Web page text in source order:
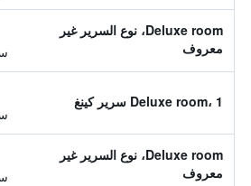
Deluxe room، نوع السرير غير
معروف
Deluxe room، 1 سرير كينغ
Deluxe room، نوع السرير غير
معروف